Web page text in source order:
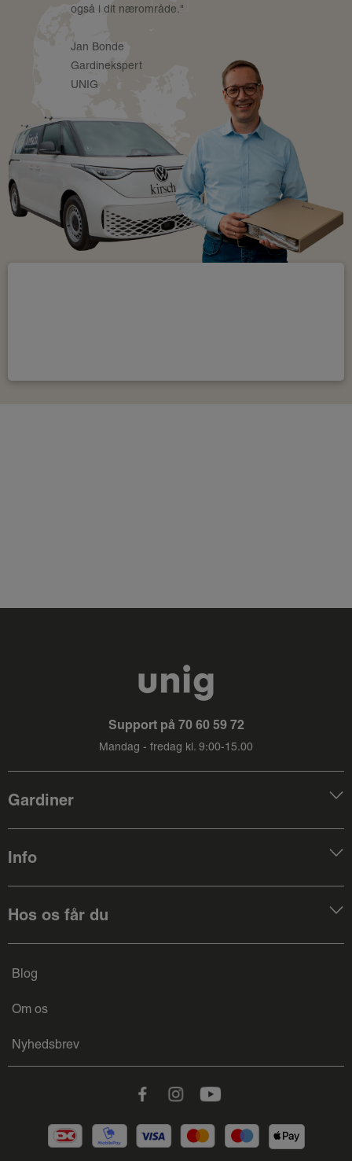
også i dit nærområde."
Jan Bonde
Gardinekspert
UNIG
Support på 70 60 59 72
Mandag - fredag kl. 9:00-15.00
Gardiner
Info
Hos os får du
Blog
Om os
Nyhedsbrev
FacebookInstagramYoutube